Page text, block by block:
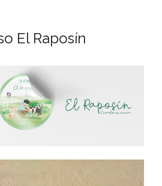
El Raposín